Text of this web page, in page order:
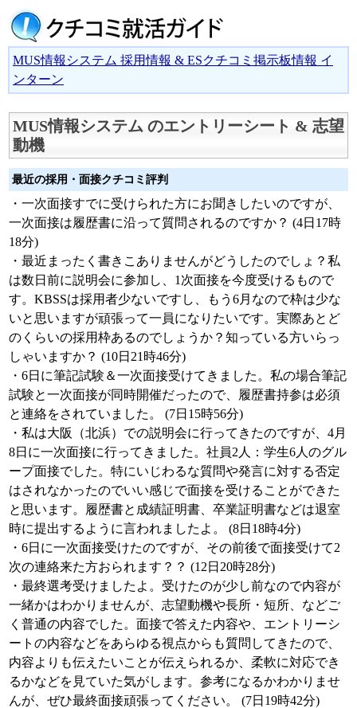
MUS情報システム 採用情報 & ESクチコミ掲示板情報 イ
ンターン
MUS情報システム のエントリーシート & 志望
動機
最近の採用・面接クチコミ評判
・一次面接すでに受けられた方にお聞きしたいのですが、
一次面接は履歴書に沿って質問されるのですか？ (4日17時
18分)
・最近まったく書きこありませんがどうしたのでしょ？私
は数日前に説明会に参加し、1次面接を今度受けるもので
す。KBSSは採用者少ないですし、もう6月なので枠は少な
いと思いますが頑張って一員になりたいです。実際あとど
のくらいの採用枠あるのでしょうか？知っている方いらっ
しゃいますか？ (10日21時46分)
・6日に筆記試験＆一次面接受けてきました。私の場合筆記
試験と一次面接が同時開催だったので、履歴書持参は必須
と連絡をされていました。 (7日15時56分)
・私は大阪（北浜）での説明会に行ってきたのですが、4月
8日に一次面接に行ってきました。社員2人：学生6人のグル
ープ面接でした。特にいじわるな質問や発言に対する否定
はされなかったのでいい感じで面接を受けることができた
と思います。履歴書と成績証明書、卒業証明書などは退室
時に提出するように言われましたよ。 (8日18時4分)
・6日に一次面接受けたのですが、その前後で面接受けて2
次の連絡来た方おられます？？ (12日20時28分)
・最終選考受けましたよ。受けたのが少し前なので内容が
一緒かはわかりませんが、志望動機や長所・短所、などご
く普通の内容でした。面接で答えた内容や、エントリーシ
ートの内容などをあらゆる視点からも質問してきたので、
内容よりも伝えたいことが伝えられるか、柔軟に対応でき
るかなどを見ていた気がします。参考になるかわかりませ
んが、ぜひ最終面接頑張ってください。 (7日19時42分)